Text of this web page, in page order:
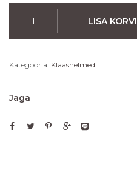
LISA KORVI
Kategooria: Klaashelmed
Jaga